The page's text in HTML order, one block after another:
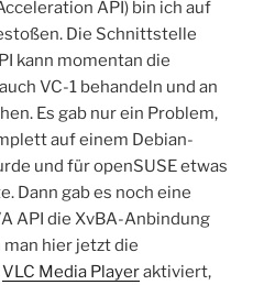
API) bin ich auf
Die Schnittstelle
kann momentan die
VC-1 behandeln und an
Es gab nur ein Problem,
auf einem Debian-
und für openSUSE etwas
Dann gab es noch eine
API die XvBA-Anbindung
hier jetzt die
VLC Media Playeraktiviert,